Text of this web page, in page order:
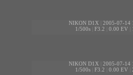
NIKON D1X
2005-07-14
1/500s| F3.2 0.00 EV|
NIKON D1X
2005-07-14
1/500s| F3.2 0.00 EV|